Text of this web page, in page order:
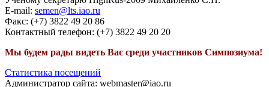
E-mail: semen@lts.iao.ru
Факс: (+7) 3822 49 20 86
Контактный телефон: (+7) 3822 49 20 20
Мы будем рады видеть Вас среди участников Симпозиума!
Статистика посещений
Администратор сайта: webmaster@iao.ru